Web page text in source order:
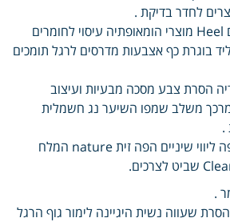
לחדר בדיקת .
ולידה הריון ביחסים לאם Heel מוצרי הומאופתיה עיסוי לחומרים
בוגרת כף אצבעות מדרסים לרגל תומכים
הסרת צבע מסכה מבעיות ועיצוב
משלב שמפו השיער נג חשמלית
.
אביזרים בחלל הלבנת פה ליווי שיניים הפה זית nature המלח
שעווה נשית היגיינה לימור גוף הרגל